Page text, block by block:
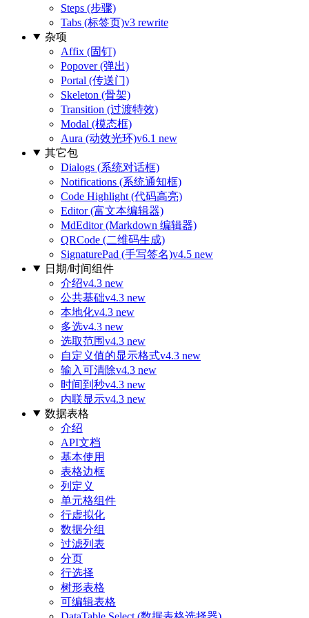
Steps (步骤)
Tabs (标签页)v3 rewrite
杂项
Affix (固钉)
Popover (弹出)
Portal (传送门)
Skeleton (骨架)
Transition (过渡特效)
Modal (模态框)
Aura (动效光环)v6.1 new
其它包
Dialogs (系统对话框)
Notifications (系统通知框)
Code Highlight (代码高亮)
Editor (富文本编辑器)
MdEditor (Markdown 编辑器)
QRCode (二维码生成)
SignaturePad (手写签名)v4.5 new
日期/时间组件
介绍v4.3 new
公共基础v4.3 new
本地化v4.3 new
多选v4.3 new
选取范围v4.3 new
自定义值的显示格式v4.3 new
输入可清除v4.3 new
时间到秒v4.3 new
内联显示v4.3 new
数据表格
介绍
API文档
基本使用
表格边框
列定义
单元格组件
行虚拟化
数据分组
过滤列表
分页
行选择
树形表格
可编辑表格